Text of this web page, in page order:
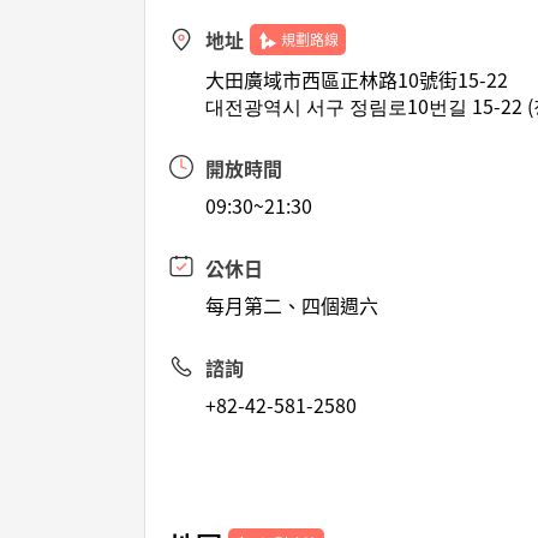
地址 規劃路線
大田廣域市西區正林路10號街15-22
대전광역시 서구 정림로10번길 15-22
開放時間
09:30~21:30
公休日
每月第二、四個週六
諮詢
+82-42-581-2580